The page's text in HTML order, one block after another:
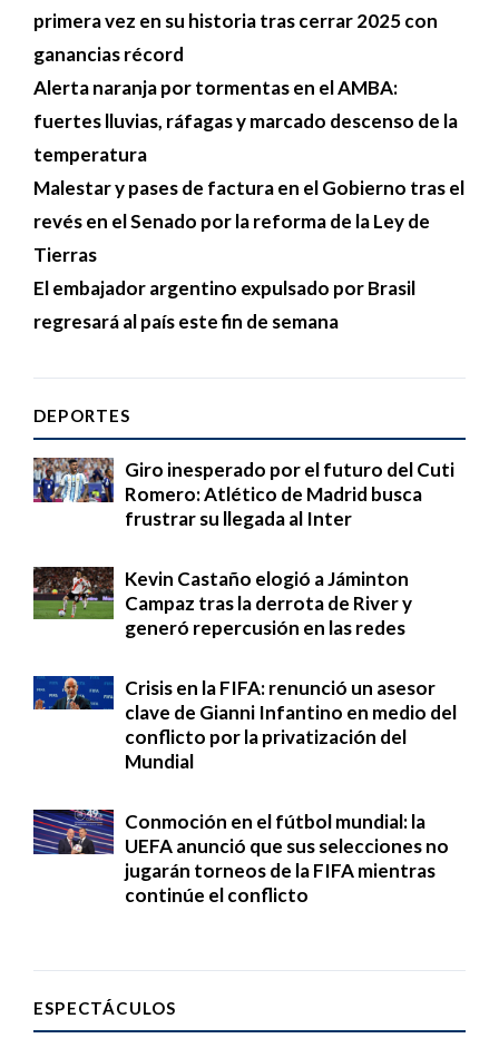
primera vez en su historia tras cerrar 2025 con
ganancias récord
Alerta naranja por tormentas en el AMBA:
fuertes lluvias, ráfagas y marcado descenso de la
temperatura
Malestar y pases de factura en el Gobierno tras el
revés en el Senado por la reforma de la Ley de
Tierras
El embajador argentino expulsado por Brasil
regresará al país este fin de semana
DEPORTES
Giro inesperado por el futuro del Cuti
Romero: Atlético de Madrid busca
frustrar su llegada al Inter
Kevin Castaño elogió a Jáminton
Campaz tras la derrota de River y
generó repercusión en las redes
Crisis en la FIFA: renunció un asesor
clave de Gianni Infantino en medio del
conflicto por la privatización del
Mundial
Conmoción en el fútbol mundial: la
UEFA anunció que sus selecciones no
jugarán torneos de la FIFA mientras
continúe el conflicto
ESPECTÁCULOS